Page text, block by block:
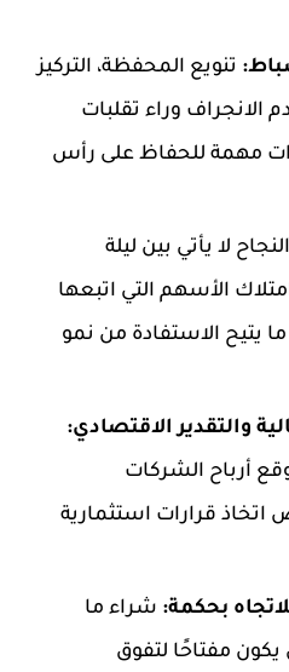
تنويع المحفظة، التركيز
الانجراف وراء تقلبات
مهمة للحفاظ على رأس
النجاح لا يأتي بين ليلة
الأسهم التي اتبعها
يتيح الاستفادة من نمو
والتقدير الاقتصادي:
أرباح الشركات
اتخاذ قرارات استثمارية
بحكمة: شراء ما
مفتاحًا لتفوق